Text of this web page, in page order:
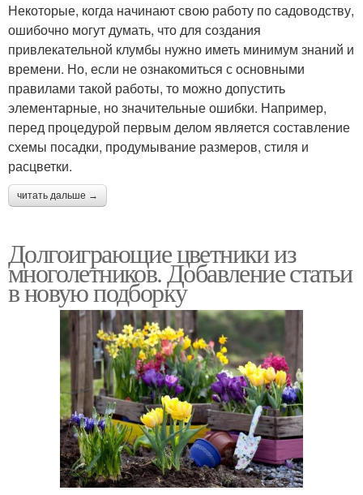
Некоторые, когда начинают свою работу по садоводству,
ошибочно могут думать, что для создания
привлекательной клумбы нужно иметь минимум знаний и
времени. Но, если не ознакомиться с основными
правилами такой работы, то можно допустить
элементарные, но значительные ошибки. Например,
перед процедурой первым делом является составление
схемы посадки, продумывание размеров, стиля и
расцветки.
читать дальше →
Долгоиграющие цветники из
многолетников. Добавление статьи
в новую подборку